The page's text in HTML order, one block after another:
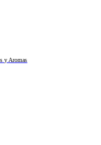
y Aromas